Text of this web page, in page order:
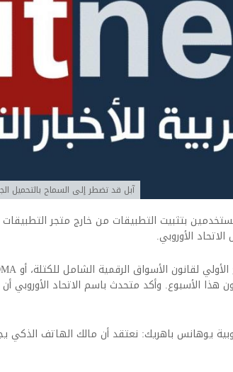
آبل قد تضطر إلى السماح بالتحميل
بتثبيت التطبيقات من خارج متجر
الأوروبي.
الأسبوع. وأكد متحدث باسم الاتحاد الأوروبي أن
يوهانس باهريك: نعتقد أن مالك الهاتف الذكي